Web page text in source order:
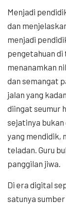
Menjadi
dan
menjadi
pengetahuan di
menanamkan
dan semangat
jalan yang
diingat seumur
sejatinya bukan
yang mendidik,
teladan. Guru
panggilan jiwa.
Di era digital
satunya